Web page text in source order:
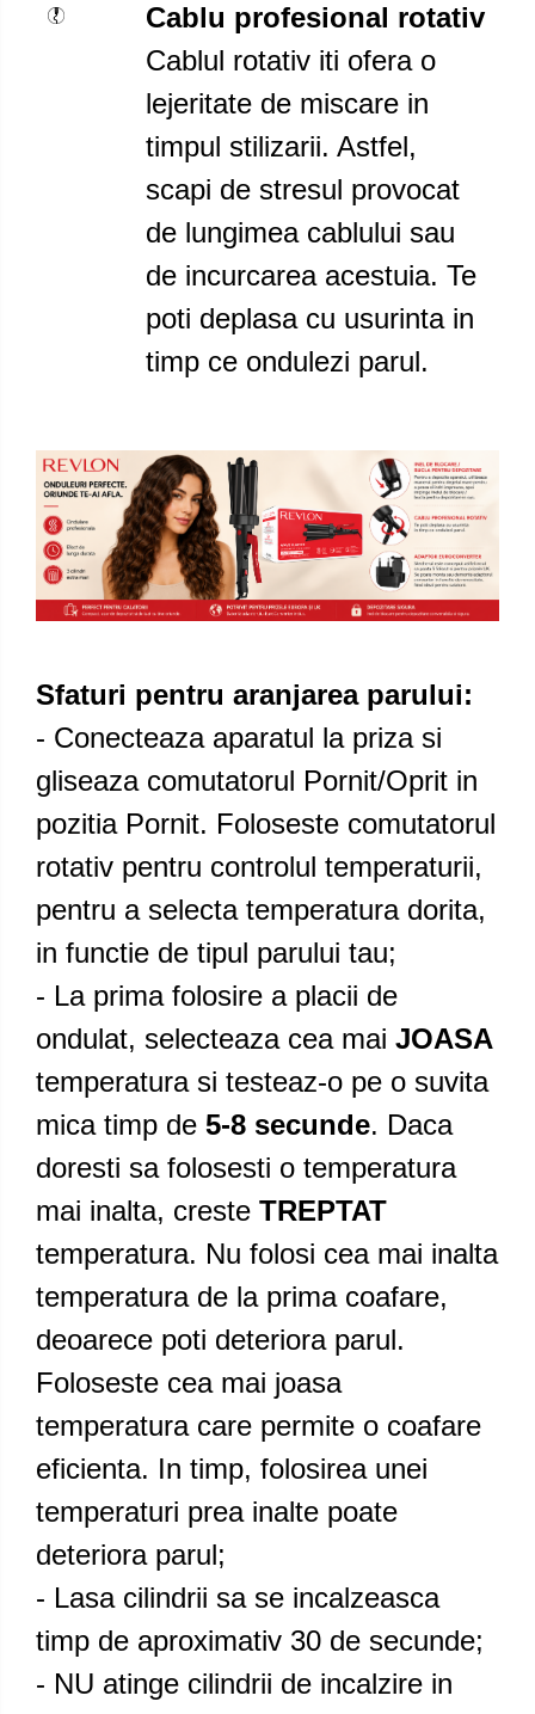
Cablu profesional rotativ
Cablul rotativ iti ofera o
lejeritate de miscare in
timpul stilizarii. Astfel,
scapi de stresul provocat
de lungimea cablului sau
de incurcarea acestuia. Te
poti deplasa cu usurinta in
timp ce ondulezi parul.
Sfaturi pentru aranjarea parului:
- Conecteaza aparatul la priza si
gliseaza comutatorul Pornit/Oprit in
pozitia Pornit. Foloseste comutatorul
rotativ pentru controlul temperaturii,
pentru a selecta temperatura dorita,
in functie de tipul parului tau;
- La prima folosire a placii de
ondulat, selecteaza cea mai JOASA
temperatura si testeaz-o pe o suvita
mica timp de 5-8 secunde. Daca
doresti sa folosesti o temperatura
mai inalta, creste TREPTAT
temperatura. Nu folosi cea mai inalta
temperatura de la prima coafare,
deoarece poti deteriora parul.
Foloseste cea mai joasa
temperatura care permite o coafare
eficienta. In timp, folosirea unei
temperaturi prea inalte poate
deteriora parul;
- Lasa cilindrii sa se incalzeasca
timp de aproximativ 30 de secunde;
- NU atinge cilindrii de incalzire in